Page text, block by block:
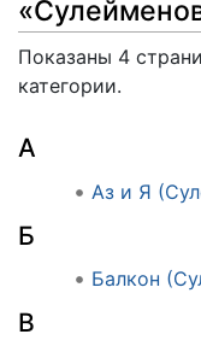
Показаны 4
категории.
А
Аз и Я
Б
Балкон
В